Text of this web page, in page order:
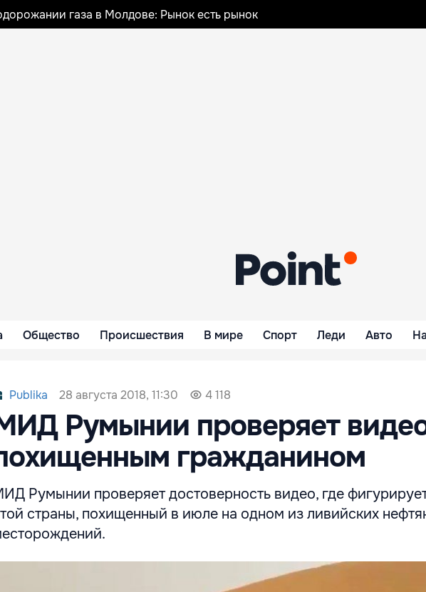
газа в Молдове: Рынок есть рынок
Общество Происшествия В мире Спорт Леди Авто
Publika 28 августа 2018, 11:30 4 118
Румынии проверяет
гражданином
Румынии проверяет достоверность видео, где
страны, похищенный в июле на одном из ливийских